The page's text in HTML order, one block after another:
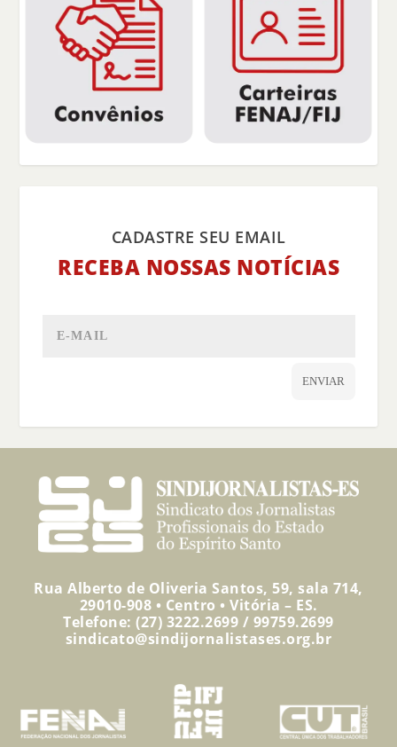
CADASTRE SEU EMAIL
RECEBA NOSSAS NOTÍCIAS
ENVIAR
Rua Alberto de Oliveria Santos, 59, sala 714,
29010-908 • Centro • Vitória – ES.
Telefone: (27) 3222.2699 / 99759.2699
sindicato@sindijornalistases.org.br